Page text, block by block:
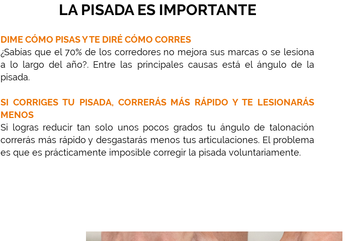
LA PISADA ES IMPORTANTE
DIME CÓMO PISAS Y TE DIRÉ CÓMO CORRES
¿Sabías que el 70% de los corredores no mejora sus marcas o se lesiona
a lo largo del año?. Entre las principales causas está el ángulo de la
pisada.
SI CORRIGES TU PISADA, CORRERÁS MÁS RÁPIDO Y TE LESIONARÁS
MENOS
Si logras reducir tan solo unos pocos grados tu ángulo de talonación
correrás más rápido y desgastarás menos tus articulaciones. El problema
es que es prácticamente imposible corregir la pisada voluntariamente.